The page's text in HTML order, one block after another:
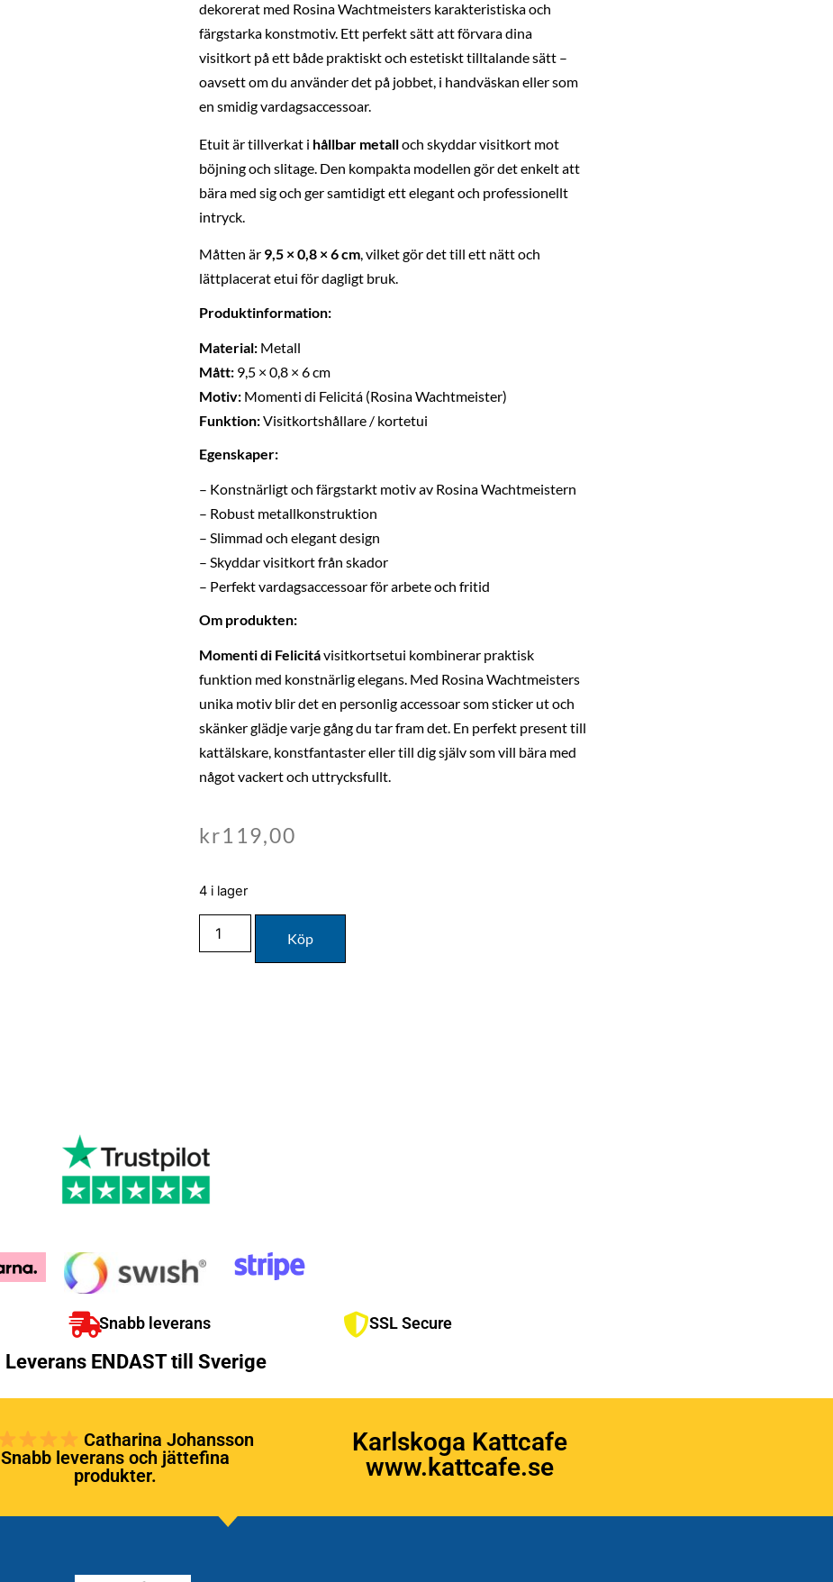
dekorerat med Rosina Wachtmeisters karakteristiska och
färgstarka konstmotiv. Ett perfekt sätt att förvara dina
visitkort på ett både praktiskt och estetiskt tilltalande sätt –
oavsett om du använder det på jobbet, i handväskan eller som
en smidig vardagsaccessoar.
Etuit är tillverkat i hållbar metalloch skyddar visitkort mot
böjning och slitage. Den kompakta modellen gör det enkelt att
bära med sig och ger samtidigt ett elegant och professionellt
intryck.
Måtten är 9,5 × 0,8 × 6 cm, vilket gör det till ett nätt och
lättplacerat etui för dagligt bruk.
Produktinformation:
Material: Metall
Mått: 9,5 × 0,8 × 6 cm
Motiv: Momenti di Felicitá (Rosina Wachtmeister)
Funktion:Visitkortshållare / kortetui
Egenskaper:
– Konstnärligt och färgstarkt motiv av Rosina Wachtmeistern
– Robust metallkonstruktion
– Slimmad och elegant design
– Skyddar visitkort från skador
– Perfekt vardagsaccessoar för arbete och fritid
Om produkten:
Momenti di Felicitávisitkortsetui kombinerar praktisk
funktion med konstnärlig elegans. Med Rosina Wachtmeisters
unika motiv blir det en personlig accessoar som sticker ut och
skänker glädje varje gång du tar fram det. En perfekt present till
kattälskare, konstfantaster eller till dig själv som vill bära med
något vackert och uttrycksfullt.
kr119,00
4 i lager
Köp
Snabb leverans SSL Secure
Leverans ENDAST till Sverige
Catharina Johansson
Snabb leverans och jättefina
produkter.
Karlskoga Kattcafe
www.kattcafe.se